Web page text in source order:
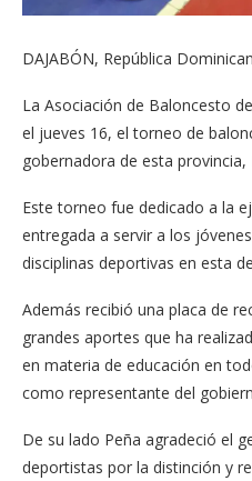
DAJABÓN, República
La Asociación de Baloncesto
el jueves 16, el torneo de
gobernadora de esta provincia,
Este torneo fue dedicado a la
entregada a servir a los
disciplinas deportivas en esta
Además recibió una placa de
grandes aportes que ha
en materia de educación en
como representante del
De su lado Peña agradeció el
deportistas por la distinción y